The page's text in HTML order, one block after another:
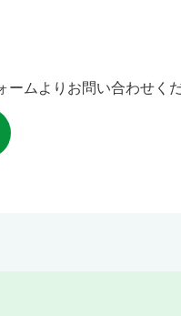
ムよりお問い合わせくだ